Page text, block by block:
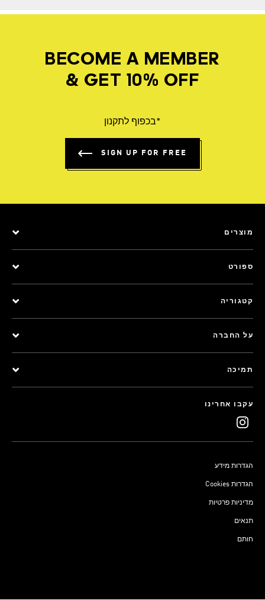
BECOME A MEMBER
& GET 10% OFF
*בכפוף לתקנון
SIGN UP FOR FREE
מוצרים
ספורט
קטגוריה
על החברה
תמיכה
עקבו אחרינו
הגדרות מידע
Cookies הגדרות
מדיניות פרטיות
תנאים
חותם